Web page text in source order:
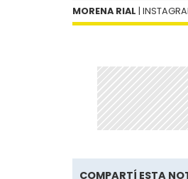
MORENA RIAL |
COMPARTÍ ESTA